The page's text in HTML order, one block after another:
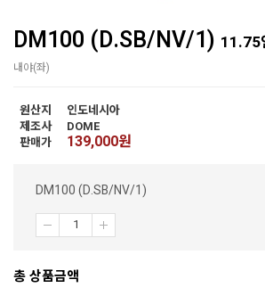
DM100 (D.SB/NV/1) 11.75
내야(좌)
원산지
인도네시아
제조사
DOME
판매가
139,000원
DM100 (D.SB/NV/1)
총 상품금액